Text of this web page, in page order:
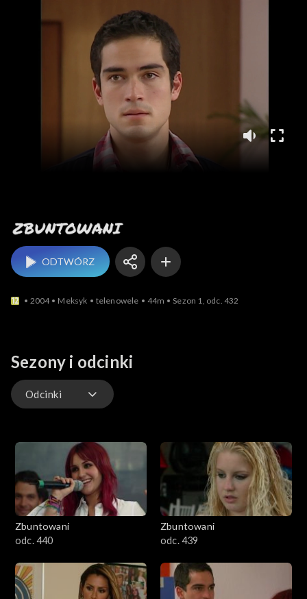
Zbuntowani
ODTWÓRZ
2004 Meksyk telenowele 44m Sezon 1, odc. 432
Sezony i odcinki
Odcinki
Zbuntowani
odc. 440
Zbuntowani
odc. 439